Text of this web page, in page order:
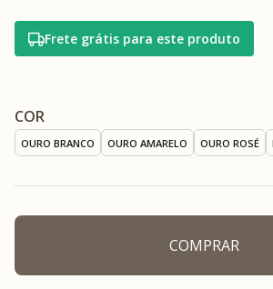
Frete grátis para este produto
COR
OURO BRANCO OURO AMARELO OURO ROSÉ
COMPRAR